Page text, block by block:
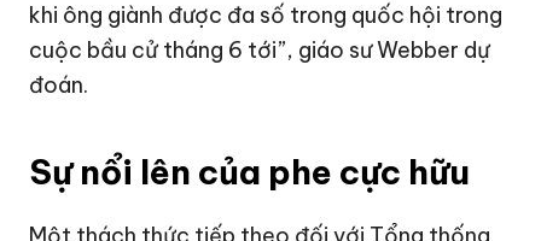
khi ông giành được đa số trong quốc hội trong
cuộc bầu cử tháng 6 tới”, giáo sư Webber dự
đoán.
Sự nổi lên của phe cực hữu